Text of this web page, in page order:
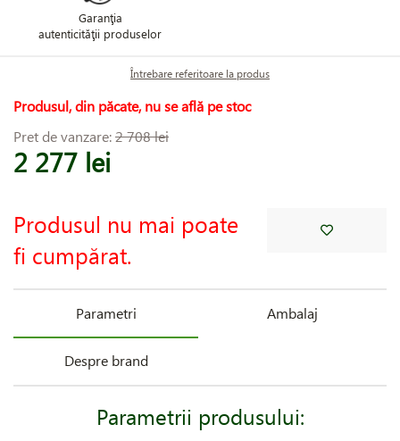
Garanţia
autenticităţii produselor
Întrebare referitoare la produs
Produsul, din păcate, nu se află pe stoc
Pret de vanzare:2 708 lei
2 277 lei
Produsul nu mai poate
fi cumpărat.
Parametri Ambalaj
Despre brand
Parametrii produsului: